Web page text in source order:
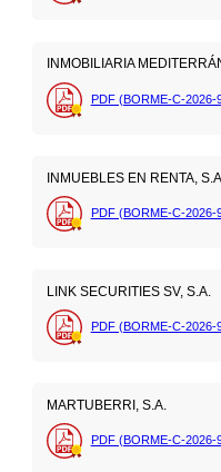
INMOBILIARIA
PDF (BORME-C-2026-
INMUEBLES EN RENTA, S.A.
PDF (BORME-C-2026-
LINK SECURITIES SV, S.A.
PDF (BORME-C-2026-
MARTUBERRI, S.A.
PDF (BORME-C-2026-